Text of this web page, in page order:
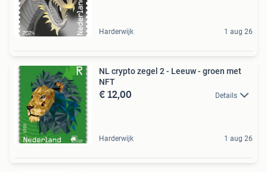
Harderwijk 1 aug 26
NL crypto zegel 2 - Leeuw - groen met
NFT
€ 12,00 Details
Harderwijk 1 aug 26